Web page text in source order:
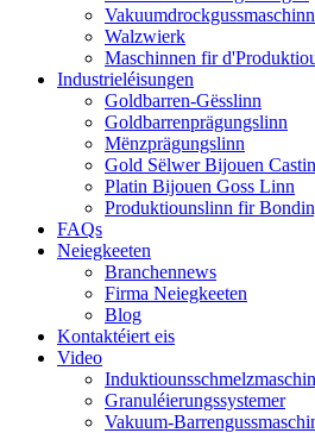
Walzwierk
Maschinnen fir
Industrieléisungen
Goldbarren-Gësslinn
Goldbarrenprägungslinn
Mënzprägungslinn
Gold Sëlwer Bijouen
Platin Bijouen Goss Linn
Produktiounslinn fir
FAQs
Neiegkeeten
Branchennews
Firma Neiegkeeten
Blog
Kontaktéiert eis
Video
Granuléierungssystemer
Vakuum-